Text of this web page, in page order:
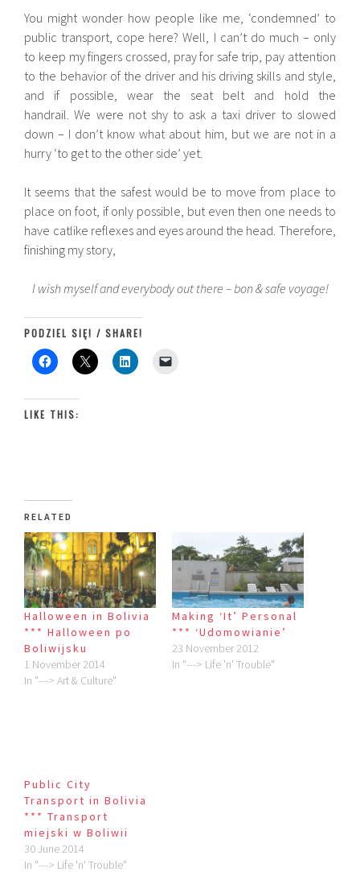
You might wonder how people like me, ‘condemned’ to
public transport, cope here? Well, I can’t do much – only
to keep my fingers crossed, pray for safe trip, pay attention
to the behavior of the driver and his driving skills and style,
and if possible, wear the seat belt and hold the
handrail. We were not shy to ask a taxi driver to slowed
down – I don’t know what about him, but we are not in a
hurry ‘to get to the other side’ yet.
It seems that the safest would be to move from place to
place on foot, if only possible, but even then one needs to
have catlike reflexes and eyes around the head. Therefore,
finishing my story,
I wish myself and everybody out there – bon & safe voyage!
PODZIEL SIĘ! / SHARE!
LIKE THIS:
RELATED
Halloween in Bolivia
*** Halloween po
Boliwijsku
1 November 2014
In "---> Art & Culture"
Making ‘It’ Personal
*** ‘Udomowianie’
23 November 2012
In "---> Life 'n' Trouble"
Public City
Transport in Bolivia
*** Transport
miejski w Boliwii
30 June 2014
In "---> Life 'n' Trouble"